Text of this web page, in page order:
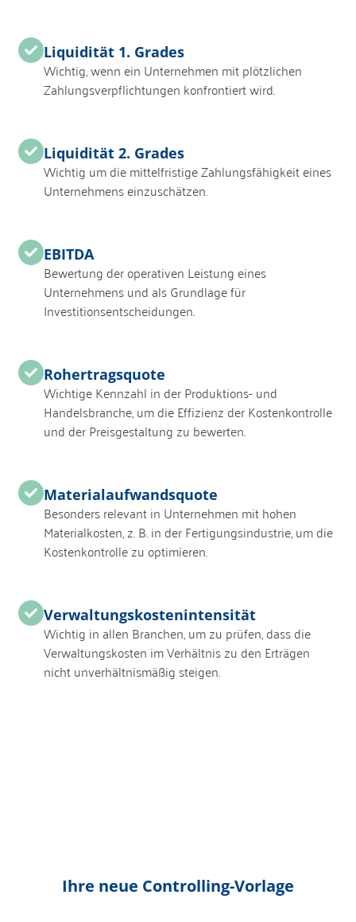
Liquidität 1. Grades
Wichtig, wenn ein Unternehmen mit plötzlichen
Zahlungsverpflichtungen konfrontiert wird.
Liquidität 2. Grades
Wichtig um die mittelfristige Zahlungsfähigkeit eines
Unternehmens einzuschätzen.
EBITDA
Bewertung der operativen Leistung eines
Unternehmens und als Grundlage für
Investitionsentscheidungen.
Rohertragsquote
Wichtige Kennzahl in der Produktions- und
Handelsbranche, um die Effizienz der Kostenkontrolle
und der Preisgestaltung zu bewerten.
Materialaufwandsquote
Besonders relevant in Unternehmen mit hohen
Materialkosten, z. B. in der Fertigungsindustrie, um die
Kostenkontrolle zu optimieren.
Verwaltungskostenintensität
Wichtig in allen Branchen, um zu prüfen, dass die
Verwaltungskosten im Verhältnis zu den Erträgen
nicht unverhältnismäßig steigen.
Ihre neue Controlling-Vorlage